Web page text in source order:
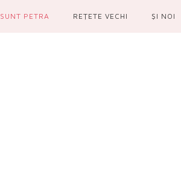
SUNT PETRA REŢETE VECHI ŞI NOI